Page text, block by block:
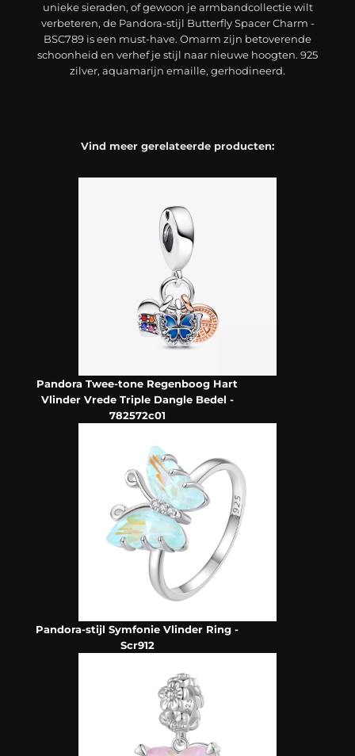
unieke sieraden, of gewoon je armbandcollectie wilt
verbeteren, de Pandora-stijl Butterfly Spacer Charm -
BSC789 is een must-have. Omarm zijn betoverende
schoonheid en verhef je stijl naar nieuwe hoogten. 925
zilver, aquamarijn emaille, gerhodineerd.
Vind meer gerelateerde producten:
Pandora Twee-tone Regenboog Hart
Vlinder Vrede Triple Dangle Bedel -
782572c01
Pandora-stijl Symfonie Vlinder Ring -
Scr912